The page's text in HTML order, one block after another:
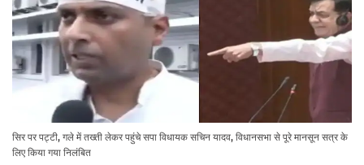
सिर पर पट्टी, गले में तख्ती लेकर पहुंचे सपा विधायक सचिन यादव, विधानसभा से पूरे मानसून सत्र के
लिए किया गया निलंबित